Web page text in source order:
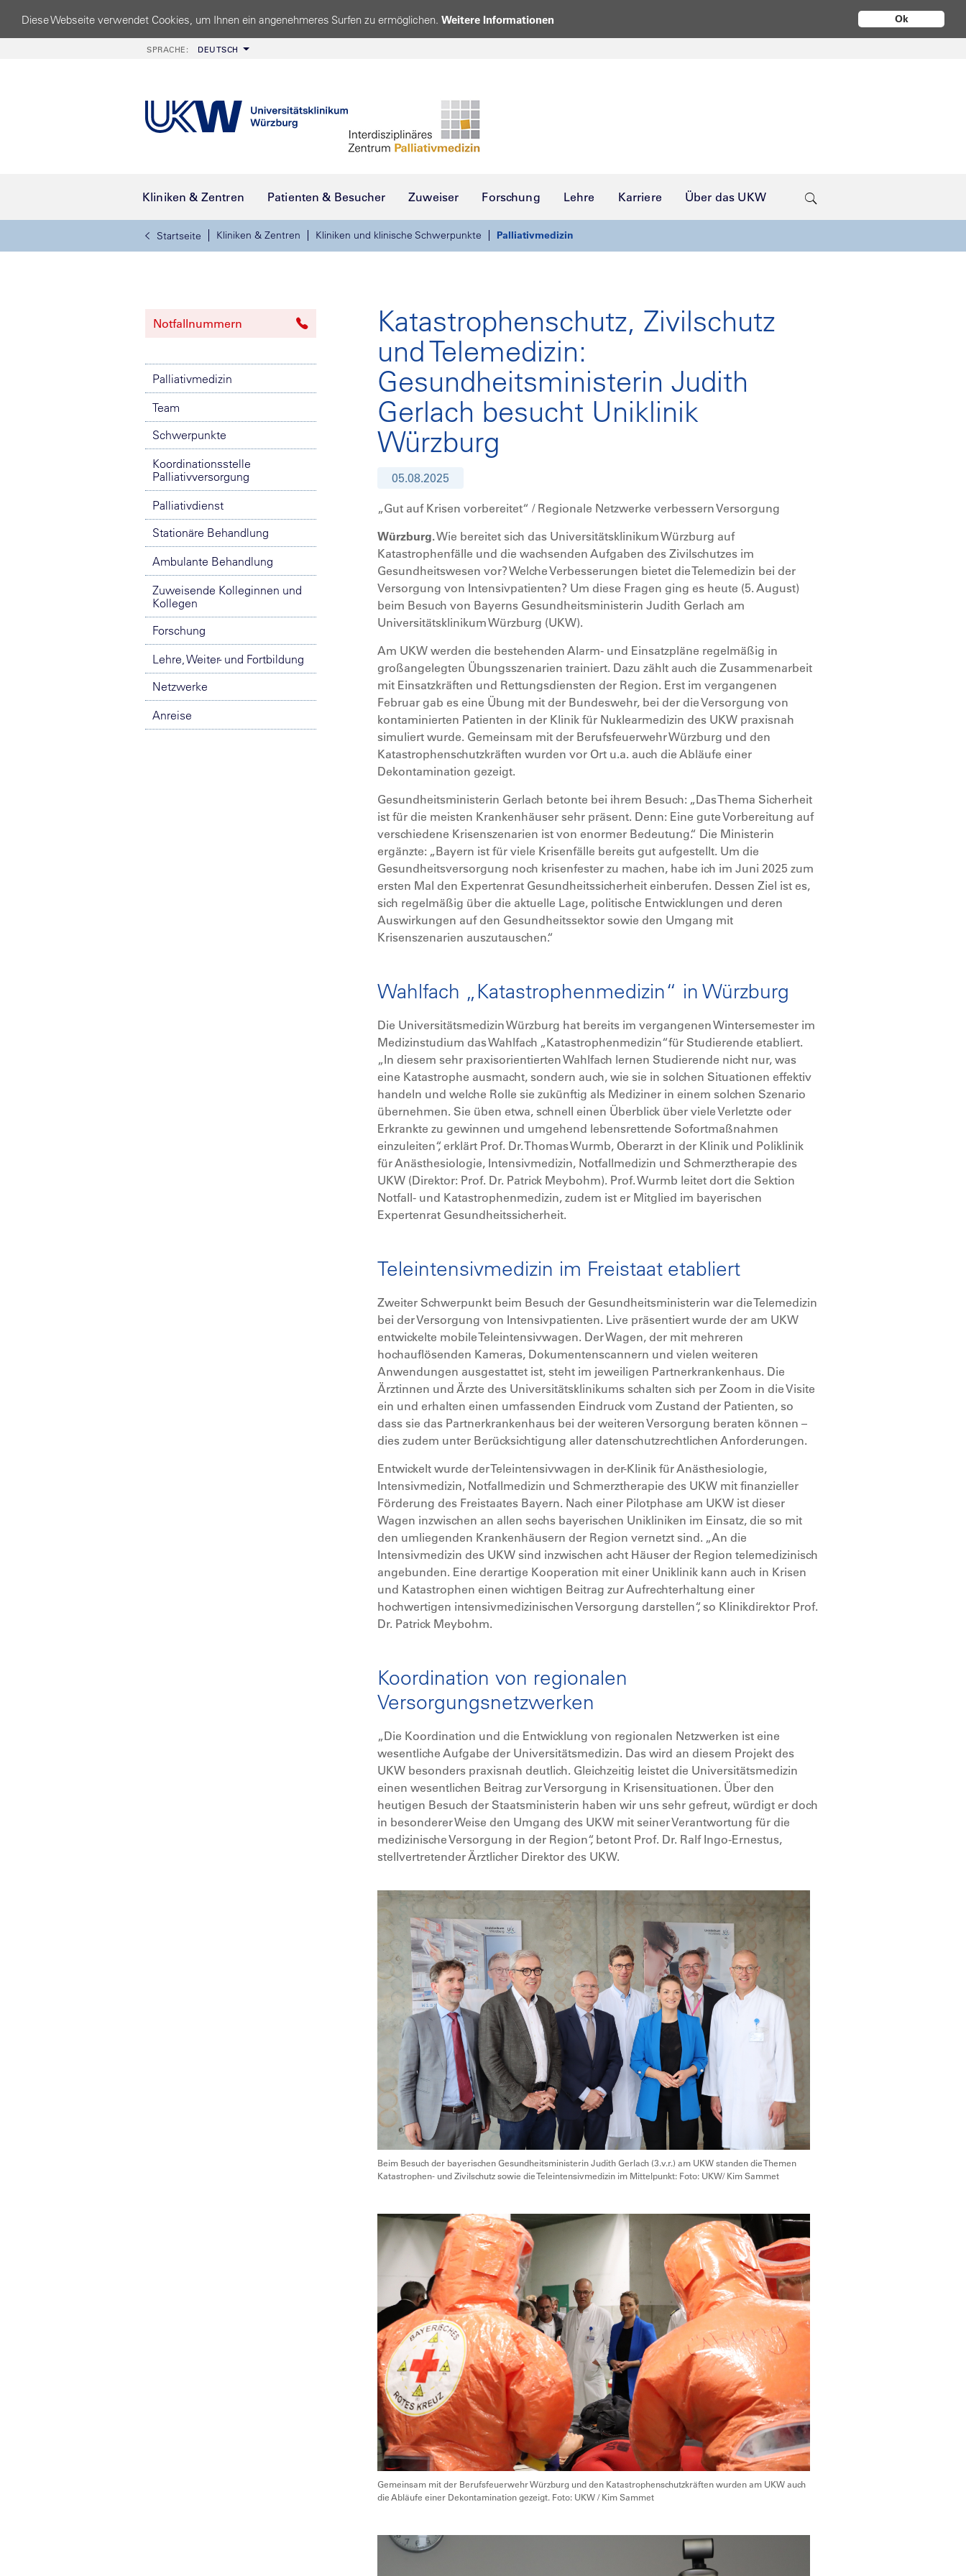
Ok
Diese Webseite verwendet Cookies, um Ihnen ein angenehmeres Surfen zu ermöglichen. Weitere Informationen
SPRACHE: DEUTSCH
Kliniken & Zentren Patienten & Besucher Zuweiser Forschung Lehre Karriere Über das UKW
Startseite Kliniken & Zentren Kliniken und klinische Schwerpunkte Palliativmedizin
Notfallnummern
Palliativmedizin
Team
Schwerpunkte
Koordinationsstelle
Palliativversorgung
Palliativdienst
Stationäre Behandlung
Ambulante Behandlung
Zuweisende Kolleginnen und
Kollegen
Forschung
Lehre, Weiter- und Fortbildung
Netzwerke
Anreise
Katastrophenschutz, Zivilschutz
und Telemedizin:
Gesundheitsministerin Judith
Gerlach besucht Uniklinik
Würzburg
05.08.2025
„Gut auf Krisen vorbereitet“ / Regionale Netzwerke verbessern Versorgung
Würzburg.Wie bereitet sich das Universitätsklinikum Würzburg auf
Katastrophenfälle und die wachsenden Aufgaben des Zivilschutzes im
Gesundheitswesen vor? Welche Verbesserungen bietet die Telemedizin bei der
Versorgung von Intensivpatienten? Um diese Fragen ging es heute (5. August)
beim Besuch von Bayerns Gesundheitsministerin Judith Gerlach am
Universitätsklinikum Würzburg (UKW).
Am UKW werden die bestehenden Alarm- und Einsatzpläne regelmäßig in
großangelegten Übungsszenarien trainiert. Dazu zählt auch die Zusammenarbeit
mit Einsatzkräften und Rettungsdiensten der Region. Erst im vergangenen
Februar gab es eine Übung mit der Bundeswehr, bei der die Versorgung von
kontaminierten Patienten in der Klinik für Nuklearmedizin des UKW praxisnah
simuliert wurde. Gemeinsam mit der Berufsfeuerwehr Würzburg und den
Katastrophenschutzkräften wurden vor Ort u.a. auch die Abläufe einer
Dekontamination gezeigt.
Gesundheitsministerin Gerlach betonte bei ihrem Besuch: „Das Thema Sicherheit
ist für die meisten Krankenhäuser sehr präsent. Denn: Eine gute Vorbereitung auf
verschiedene Krisenszenarien ist von enormer Bedeutung.“ Die Ministerin
ergänzte: „Bayern ist für viele Krisenfälle bereits gut aufgestellt. Um die
Gesundheitsversorgung noch krisenfester zu machen, habe ich im Juni 2025 zum
ersten Mal den Expertenrat Gesundheitssicherheit einberufen. Dessen Ziel ist es,
sich regelmäßig über die aktuelle Lage, politische Entwicklungen und deren
Auswirkungen auf den Gesundheitssektor sowie den Umgang mit
Krisenszenarien auszutauschen.“
Wahlfach „Katastrophenmedizin“ in Würzburg
Die Universitätsmedizin Würzburg hat bereits im vergangenen Wintersemester im
Medizinstudium das Wahlfach „Katastrophenmedizin“für Studierende etabliert.
„In diesem sehr praxisorientierten Wahlfach lernen Studierende nicht nur, was
eine Katastrophe ausmacht, sondern auch, wie sie in solchen Situationen effektiv
handeln und welche Rolle sie zukünftig als Mediziner in einem solchen Szenario
übernehmen. Sie üben etwa, schnell einen Überblick über viele Verletzte oder
Erkrankte zu gewinnen und umgehend lebensrettende Sofortmaßnahmen
einzuleiten“, erklärt Prof. Dr. Thomas Wurmb, Oberarzt in der Klinik und Poliklinik
für Anästhesiologie, Intensivmedizin, Notfallmedizin und Schmerztherapie des
UKW (Direktor: Prof. Dr. Patrick Meybohm). Prof. Wurmb leitet dort die Sektion
Notfall- und Katastrophenmedizin, zudem ist er Mitglied im bayerischen
Expertenrat Gesundheitssicherheit.
Teleintensivmedizin im Freistaat etabliert
Zweiter Schwerpunkt beim Besuch der Gesundheitsministerin war die Telemedizin
bei der Versorgung von Intensivpatienten. Live präsentiert wurde der am UKW
entwickelte mobile Teleintensivwagen. Der Wagen, der mit mehreren
hochauflösenden Kameras, Dokumentenscannern und vielen weiteren
Anwendungen ausgestattet ist, steht im jeweiligen Partnerkrankenhaus. Die
Ärztinnen und Ärzte des Universitätsklinikums schalten sich per Zoom in die Visite
ein und erhalten einen umfassenden Eindruck vom Zustand der Patienten, so
dass sie das Partnerkrankenhaus bei der weiteren Versorgung beraten können –
dies zudem unter Berücksichtigung aller datenschutzrechtlichen Anforderungen.
Entwickelt wurde der Teleintensivwagen in der-Klinik für Anästhesiologie,
Intensivmedizin, Notfallmedizin und Schmerztherapie des UKW mit finanzieller
Förderung des Freistaates Bayern. Nach einer Pilotphase am UKW ist dieser
Wagen inzwischen an allen sechs bayerischen Unikliniken im Einsatz, die so mit
den umliegenden Krankenhäusern der Region vernetzt sind. „An die
Intensivmedizin des UKW sind inzwischen acht Häuser der Region telemedizinisch
angebunden. Eine derartige Kooperation mit einer Uniklinik kann auch in Krisen
und Katastrophen einen wichtigen Beitrag zur Aufrechterhaltung einer
hochwertigen intensivmedizinischen Versorgung darstellen“, so Klinikdirektor Prof.
Dr. Patrick Meybohm.
Koordination von regionalen
Versorgungsnetzwerken
„Die Koordination und die Entwicklung von regionalen Netzwerken ist eine
wesentliche Aufgabe der Universitätsmedizin. Das wird an diesem Projekt des
UKW besonders praxisnah deutlich. Gleichzeitig leistet die Universitätsmedizin
einen wesentlichen Beitrag zur Versorgung in Krisensituationen. Über den
heutigen Besuch der Staatsministerin haben wir uns sehr gefreut, würdigt er doch
in besonderer Weise den Umgang des UKW mit seiner Verantwortung für die
medizinische Versorgung in der Region“, betont Prof. Dr. Ralf Ingo-Ernestus,
stellvertretender Ärztlicher Direktor des UKW.
Beim Besuch der bayerischen Gesundheitsministerin Judith Gerlach (3.v.r.) am UKW standen die Themen
Katastrophen- und Zivilschutz sowie die Teleintensivmedizin im Mittelpunkt: Foto: UKW/ Kim Sammet
Gemeinsam mit der Berufsfeuerwehr Würzburg und den Katastrophenschutzkräften wurden am UKW auch
die Abläufe einer Dekontamination gezeigt. Foto: UKW / Kim Sammet